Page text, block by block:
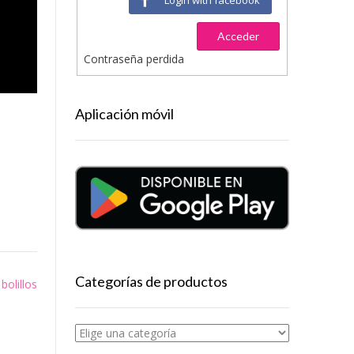
Acceder
Contraseña perdida
Aplicación móvil
Categorías de productos